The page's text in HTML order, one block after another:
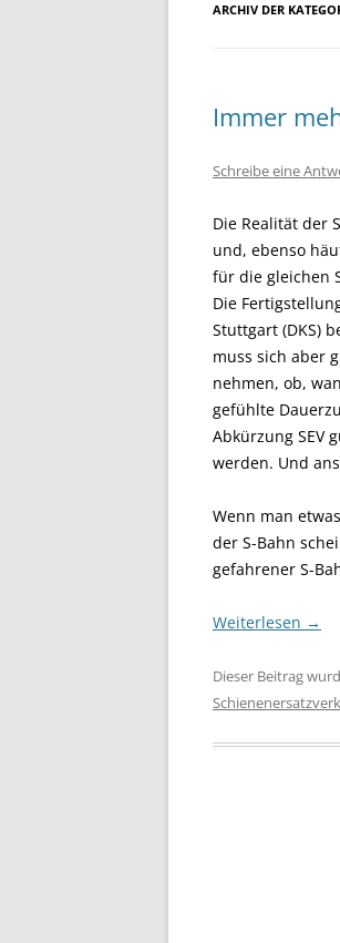
ARCHIV DER
Immer
Schreibe eine
Die Realität der
und, ebenso
für die gleichen
Die
Stuttgart (DKS)
muss sich aber
nehmen, ob,
gefühlte
Abkürzung SEV
werden. Und
Wenn man
der S-Bahn
gefahrener S-
Weiterlesen →
Dieser Beitrag